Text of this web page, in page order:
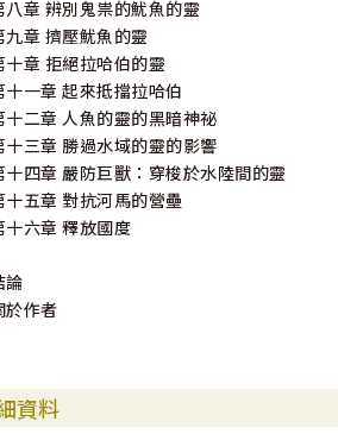
八章 辨別鬼祟的魷魚的靈
九章 擠壓魷魚的靈
十章 拒絕拉哈伯的靈
十一章 起來抵擋拉哈伯
十二章 人魚的靈的黑暗神祕
十三章 勝過水域的靈的影響
十四章 嚴防巨獸：穿梭於水陸間的靈
十五章 對抗河馬的營壘
十六章 釋放國度
論
於作者
資料